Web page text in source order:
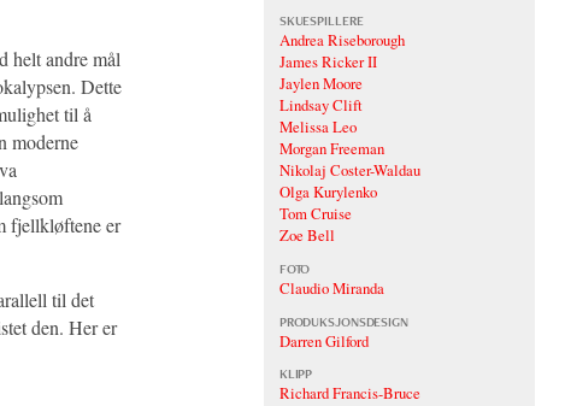
helt andre mål
Dette
til å
moderne
fjellkløftene er
til det
den. Her er
SKUESPILLERE
Andrea Riseborough
James Ricker II
Jaylen Moore
Lindsay Clift
Melissa Leo
Morgan Freeman
Nikolaj Coster-Waldau
Olga Kurylenko
Tom Cruise
Zoe Bell
FOTO
Claudio Miranda
PRODUKSJONSDESIGN
Darren Gilford
KLIPP
Richard Francis-Bruce